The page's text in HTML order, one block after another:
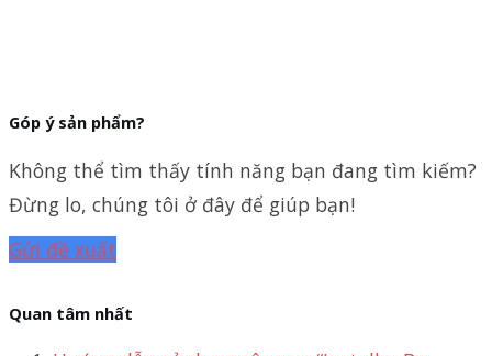
Góp ý sản phẩm?
Không thể tìm thấy tính năng bạn đang tìm kiếm?
Đừng lo, chúng tôi ở đây để giúp bạn!
Gửi đề xuất
Quan tâm nhất